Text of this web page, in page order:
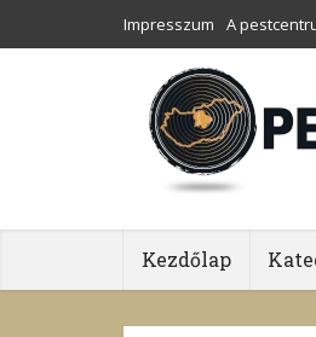
Impresszum A
Kezdőlap